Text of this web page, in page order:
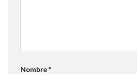
Nombre*